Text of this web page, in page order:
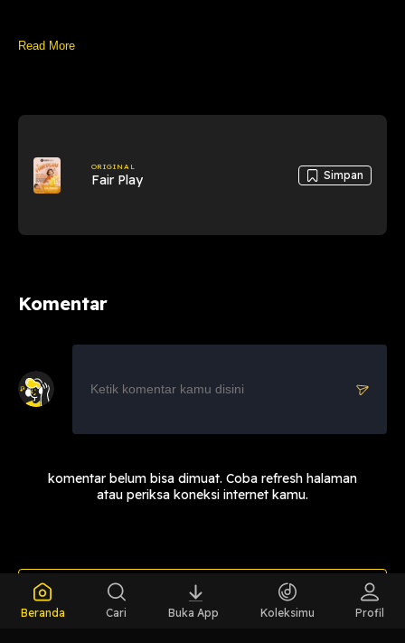
Read More
ORIGINAL
Fair Play Simpan
Komentar
komentar belum bisa dimuat. Coba refresh halaman
atau periksa koneksi internet kamu.
LIHAT CHAPTER LAIN
Beranda Cari Buka App Koleksimu Profil